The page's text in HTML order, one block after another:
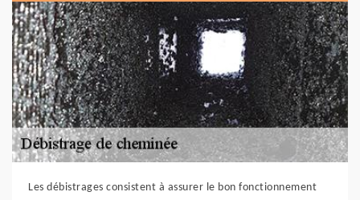
Les débistrages consistent à assurer le bon fonctionnement